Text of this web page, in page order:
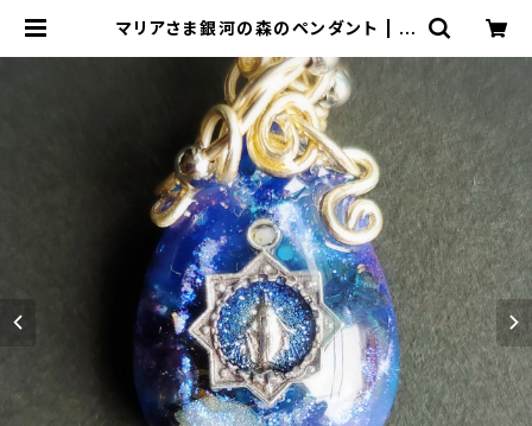
マリアさま銀河の森のペンダント | オ
Ｐ【RAINBOW★アルケミーアート】